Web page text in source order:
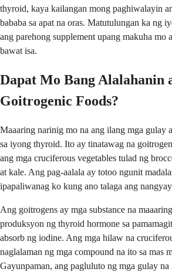
thyroid, kaya kailangan mong paghiwalayin
bababa sa apat na oras. Matutulungan ka ng
ang parehong supplement upang makuha mo
bawat isa.
Dapat Mo Bang Alalahanin
Goitrogenic Foods?
Maaaring narinig mo na ang ilang mga gulay
sa iyong thyroid. Ito ay tinatawag na
ang mga cruciferous vegetables tulad ng
at kale. Ang pag-aalala ay totoo ngunit
ipapaliwanag ko kung ano talaga ang
Ang goitrogens ay mga substance na
produksyon ng thyroid hormone sa
absorb ng iodine. Ang mga hilaw na
naglalaman ng mga compound na ito sa mas
Gayunpaman, ang pagluluto ng mga gulay na